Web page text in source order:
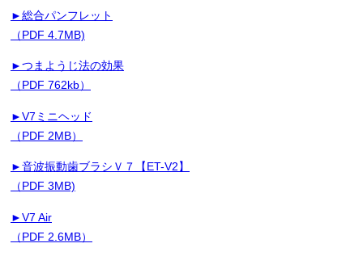
►総合パンフレット
（PDF 4.7MB)
►つまようじ法の効果
（PDF 762kb）
►V7ミニヘッド
（PDF 2MB）
►音波振動歯ブラシＶ７【ET-V2】
（PDF 3MB)
►V7 Air
（PDF 2.6MB）